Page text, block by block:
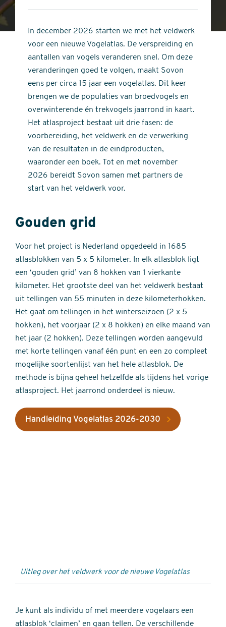
stars
of
stars
In december 2026 starten we met het veldwerk
voor een nieuwe Vogelatlas. De verspreiding en
aantallen van vogels veranderen snel. Om deze
veranderingen goed te volgen, maakt Sovon
eens per circa 15 jaar een vogelatlas. Dit keer
brengen we de populaties van broedvogels en
overwinterende én trekvogels jaarrond in kaart.
Het atlasproject bestaat uit drie fasen: de
voorbereiding, het veldwerk en de verwerking
van de resultaten in de eindproducten,
waaronder een boek. Tot en met november
2026 bereidt Sovon samen met partners de
start van het veldwerk voor.
Gouden grid
Voor het project is Nederland opgedeeld in 1685
atlasblokken van 5 x 5 kilometer. In elk atlasblok ligt
een ‘gouden grid’ van 8 hokken van 1 vierkante
kilometer. Het grootste deel van het veldwerk bestaat
uit tellingen van 55 minuten in deze kilometerhokken.
Het gaat om tellingen in het winterseizoen (2 x 5
hokken), het voorjaar (2 x 8 hokken) en elke maand van
het jaar (2 hokken). Deze tellingen worden aangevuld
met korte tellingen vanaf één punt en een zo compleet
mogelijke soortenlijst van het hele atlasblok. De
methode is bijna geheel hetzelfde als tijdens het vorige
atlasproject. Het jaarrond onderdeel is nieuw.
Handleiding Vogelatlas 2026-2030
Uitleg over het veldwerk voor de nieuwe Vogelatlas
Je kunt als individu of met meerdere vogelaars een
atlasblok ‘claimen’ en gaan tellen. De verschillende